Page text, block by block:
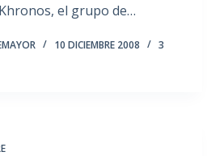
el grupo de…
10 DICIEMBRE 2008
3